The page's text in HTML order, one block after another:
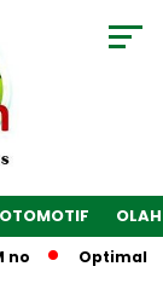
OTOMOTIF
Optimalkan